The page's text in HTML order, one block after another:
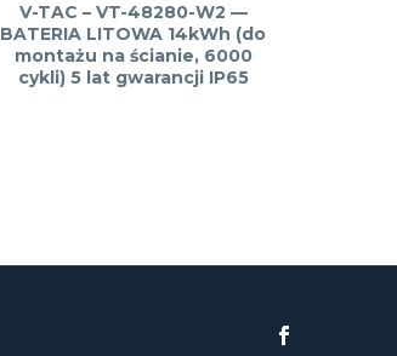
V-TAC – VT-48280-W2 —
BATERIA LITOWA 14kWh (do
montażu na ścianie, 6000
cykli) 5 lat gwarancji IP65